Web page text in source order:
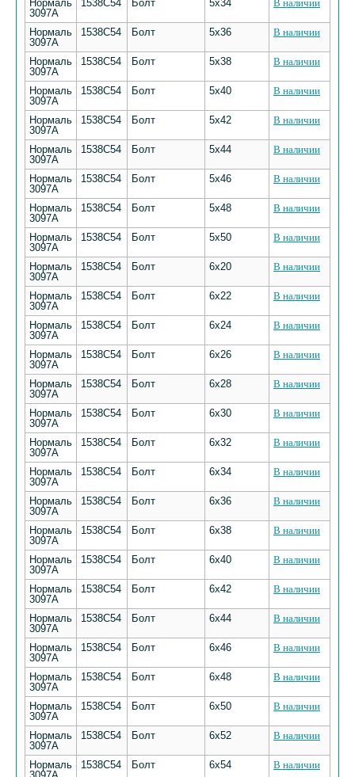
Нормаль
3097А
1538С54 Болт 5х34 В наличии
Нормаль
3097А
1538С54 Болт 5х36 В наличии
Нормаль
3097А
1538С54 Болт 5х38 В наличии
Нормаль
3097А
1538С54 Болт 5х40 В наличии
Нормаль
3097А
1538С54 Болт 5х42 В наличии
Нормаль
3097А
1538С54 Болт 5х44 В наличии
Нормаль
3097А
1538С54 Болт 5х46 В наличии
Нормаль
3097А
1538С54 Болт 5х48 В наличии
Нормаль
3097А
1538С54 Болт 5х50 В наличии
Нормаль
3097А
1538С54 Болт 6х20 В наличии
Нормаль
3097А
1538С54 Болт 6х22 В наличии
Нормаль
3097А
1538С54 Болт 6х24 В наличии
Нормаль
3097А
1538С54 Болт 6х26 В наличии
Нормаль
3097А
1538С54 Болт 6х28 В наличии
Нормаль
3097А
1538С54 Болт 6х30 В наличии
Нормаль
3097А
1538С54 Болт 6х32 В наличии
Нормаль
3097А
1538С54 Болт 6х34 В наличии
Нормаль
3097А
1538С54 Болт 6х36 В наличии
Нормаль
3097А
1538С54 Болт 6х38 В наличии
Нормаль
3097А
1538С54 Болт 6х40 В наличии
Нормаль
3097А
1538С54 Болт 6х42 В наличии
Нормаль
3097А
1538С54 Болт 6х44 В наличии
Нормаль
3097А
1538С54 Болт 6х46 В наличии
Нормаль
3097А
1538С54 Болт 6х48 В наличии
Нормаль
3097А
1538С54 Болт 6х50 В наличии
Нормаль
3097А
1538С54 Болт 6х52 В наличии
Нормаль
1538С54 Болт 6х54 В наличии